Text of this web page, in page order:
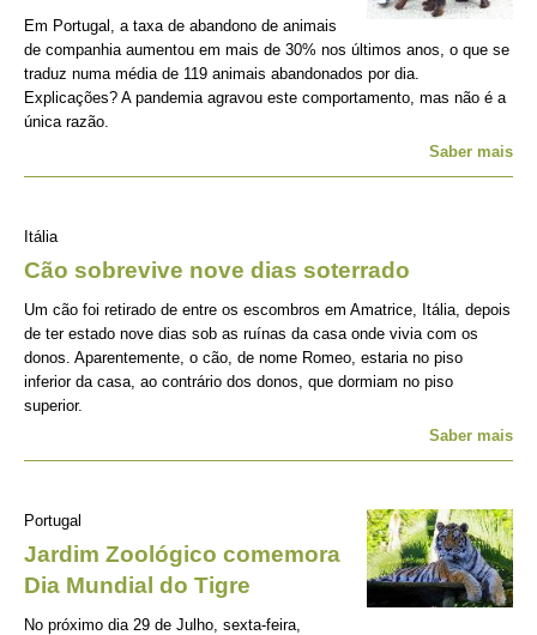
Em Portugal, a taxa de abandono de animais
de companhia aumentou em mais de 30% nos últimos anos, o que se
traduz numa média de 119 animais abandonados por dia.
Explicações? A pandemia agravou este comportamento, mas não é a
única razão.
Saber mais
Itália
Cão sobrevive nove dias soterrado
Um cão foi retirado de entre os escombros em Amatrice, Itália, depois
de ter estado nove dias sob as ruínas da casa onde vivia com os
donos. Aparentemente, o cão, de nome Romeo, estaria no piso
inferior da casa, ao contrário dos donos, que dormiam no piso
superior.
Saber mais
Portugal
Jardim Zoológico comemora
Dia Mundial do Tigre
No próximo dia 29 de Julho, sexta-feira,